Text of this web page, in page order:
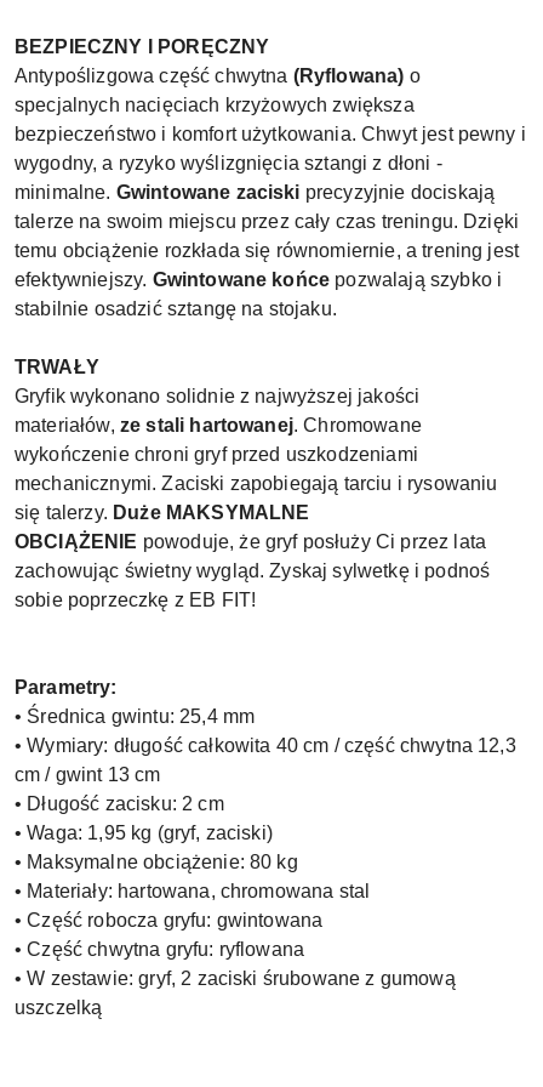
BEZPIECZNY I PORĘCZNY
Antypoślizgowa część chwytna (Ryflowana) o
specjalnych nacięciach krzyżowych zwiększa
bezpieczeństwo i komfort użytkowania. Chwyt jest pewny i
wygodny, a ryzyko wyślizgnięcia sztangi z dłoni -
minimalne. Gwintowane zaciski precyzyjnie dociskają
talerze na swoim miejscu przez cały czas treningu. Dzięki
temu obciążenie rozkłada się równomiernie, a trening jest
efektywniejszy. Gwintowane końce pozwalają szybko i
stabilnie osadzić sztangę na stojaku.
TRWAŁY
Gryfik wykonano solidnie z najwyższej jakości
materiałów, ze stali hartowanej. Chromowane
wykończenie chroni gryf przed uszkodzeniami
mechanicznymi. Zaciski zapobiegają tarciu i rysowaniu
się talerzy. Duże MAKSYMALNE
OBCIĄŻENIE powoduje, że gryf posłuży Ci przez lata
zachowując świetny wygląd. Zyskaj sylwetkę i podnoś
sobie poprzeczkę z EB FIT!
Parametry:
• Średnica gwintu: 25,4 mm
• Wymiary: długość całkowita 40 cm / część chwytna 12,3
cm / gwint 13 cm
• Długość zacisku: 2 cm
• Waga: 1,95 kg (gryf, zaciski)
• Maksymalne obciążenie: 80 kg
• Materiały: hartowana, chromowana stal
• Część robocza gryfu: gwintowana
• Część chwytna gryfu: ryflowana
• W zestawie: gryf, 2 zaciski śrubowane z gumową
uszczelką